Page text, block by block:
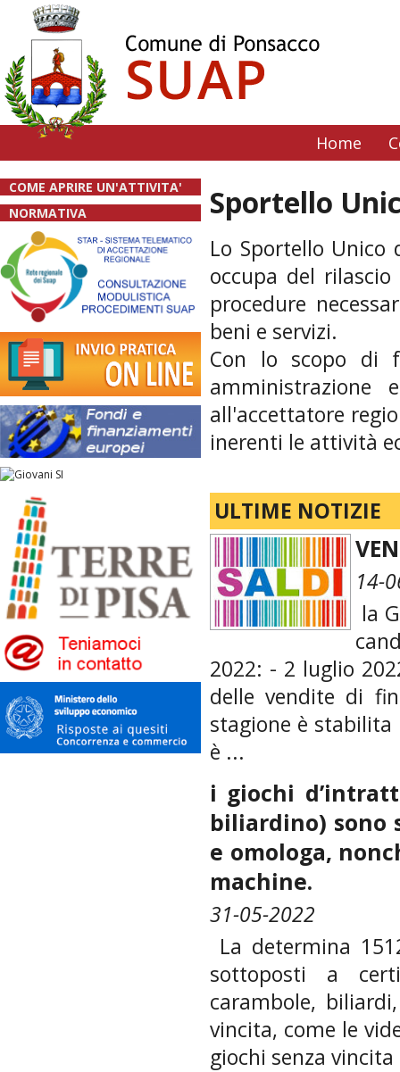
Home
COME APRIRE UN'ATTIVITA'
NORMATIVA
Sportello
Lo Sportello
occupa del
procedure
beni e servizi.
Con lo scopo di
amministrazione
all'accettatore
inerenti le attività
ULTIME NOTIZIE
14-
la
2022: - 2 luglio
delle vendite di
stagione è
è ...
i giochi
biliardino) sono
e omologa,
machine.
31-05-2022
La determina
sottoposti a
carambole,
vincita, come le
giochi senza